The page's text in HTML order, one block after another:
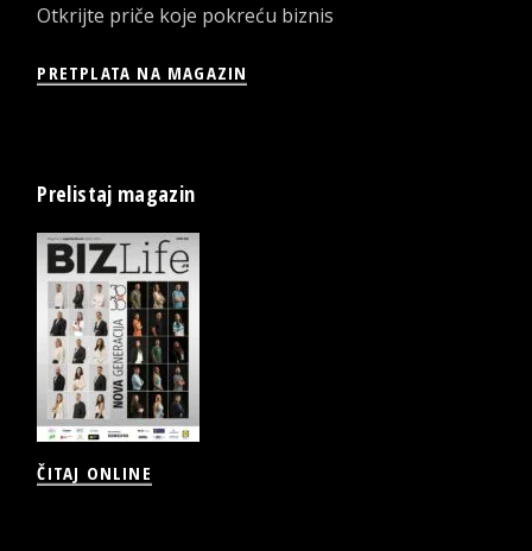
Otkrijte priče koje pokreću biznis
PRETPLATA NA MAGAZIN
Prelistaj magazin
ČITAJ ONLINE